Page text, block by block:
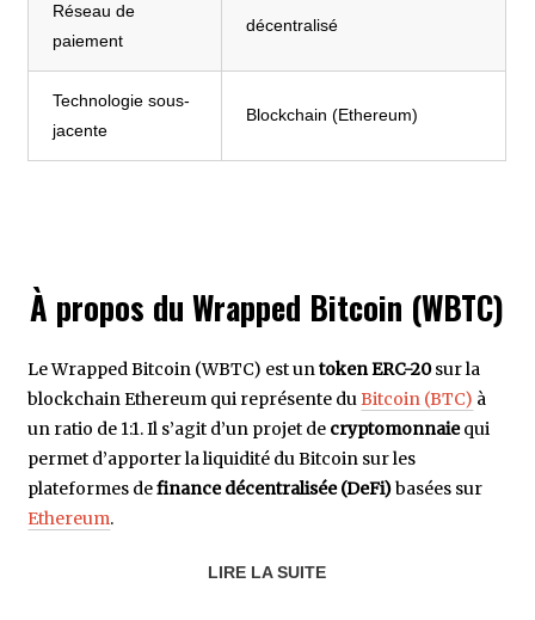
Réseau de
paiement
décentralisé
Technologie sous-
jacente
Blockchain (Ethereum)
À propos du Wrapped Bitcoin (WBTC)
Le Wrapped Bitcoin (WBTC) est untoken ERC-20sur la
blockchain Ethereum qui représente duBitcoin (BTC) à
un ratio de 1:1. Il s’agit d’un projet de cryptomonnaiequi
permet d’apporter la liquidité du Bitcoin sur les
plateformes definance décentralisée (DeFi)basées sur
Ethereum.
LIRE LA SUITE